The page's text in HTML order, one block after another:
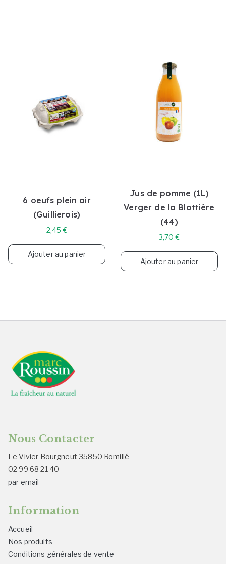
6 oeufs plein air
(Guillierois)
2,45€
Ajouter au panier
Jus de pomme (1L)
Verger de la Blottière
(44)
3,70€
Ajouter au panier
Nous Contacter
Le Vivier Bourgneuf, 35850 Romillé
02 99 68 21 40
par email
Information
Accueil
Nos produits
Conditions générales de vente